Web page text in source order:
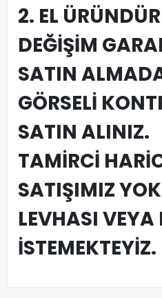
2. EL
DEĞİŞİM
SATIN
GÖRSELİ
SATIN ALINIZ.
TAMİRCİ
SATIŞIMIZ
LEVHASI VEYA
İSTEMEKTEYİZ.